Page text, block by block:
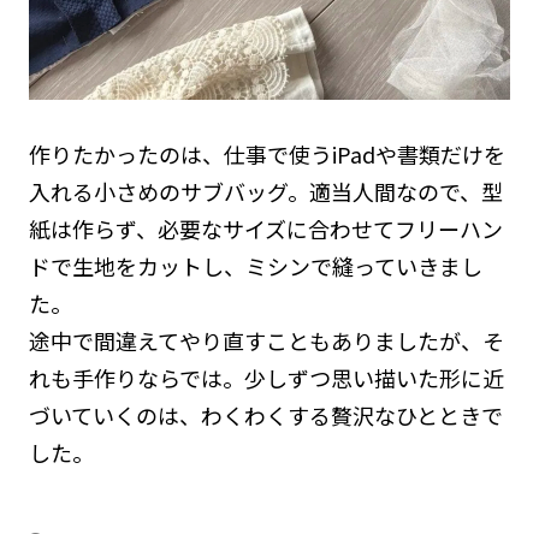
作りたかったのは、仕事で使うiPadや書類だけを
入れる小さめのサブバッグ。適当人間なので、型
紙は作らず、必要なサイズに合わせてフリーハン
ドで生地をカットし、ミシンで縫っていきまし
た。
途中で間違えてやり直すこともありましたが、そ
れも手作りならでは。少しずつ思い描いた形に近
づいていくのは、わくわくする贅沢なひとときで
した。